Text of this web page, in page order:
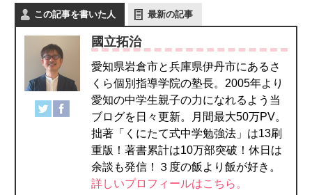
この記事を書いた人 最新の記事
國立拓治
愛知県岩倉市と兵庫県伊丹市にあるさ
くら個別指導学院の塾長。2005年より
愛知の中学生親子の力になれるよう当
ブログを日々更新。月間最大50万PV。
拙著「くにたて式中学勉強法」は13刷
重版！著書累計は10万部突破！休日は
余談も発信！３度の飯より飯が好き。
詳しいプロフィールはこちら。